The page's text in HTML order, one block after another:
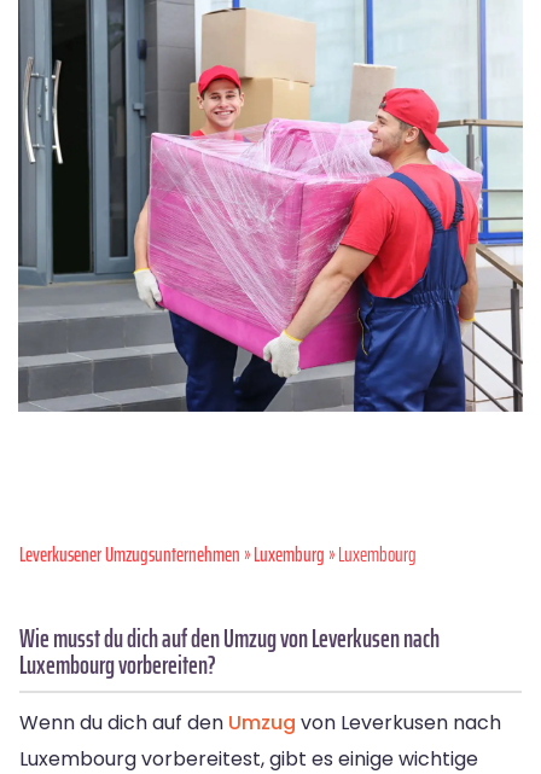
Leverkusener Umzugsunternehmen»Luxemburg» Luxembourg
Wie musst du dich auf den Umzug von Leverkusen nach
Luxembourg vorbereiten?
Wenn du dich auf den Umzug von Leverkusen nach
Luxembourg vorbereitest, gibt es einige wichtige